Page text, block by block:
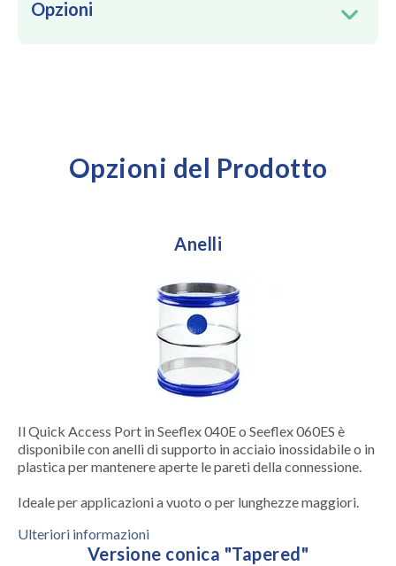
Opzioni
Opzioni del Prodotto
Anelli
Il Quick Access Port in Seeflex 040E o Seeflex 060ES è
disponibile con anelli di supporto in acciaio inossidabile o in
plastica per mantenere aperte le pareti della connessione.
Ideale per applicazioni a vuoto o per lunghezze maggiori.
Ulteriori informazioni
Versione conica "Tapered"